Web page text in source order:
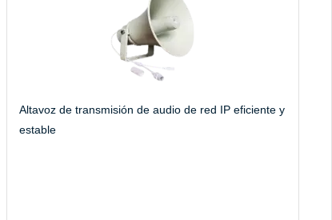
Altavoz de transmisión de audio de red IP eficiente y
estable